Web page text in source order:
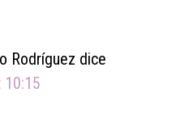
Rodríguez dice